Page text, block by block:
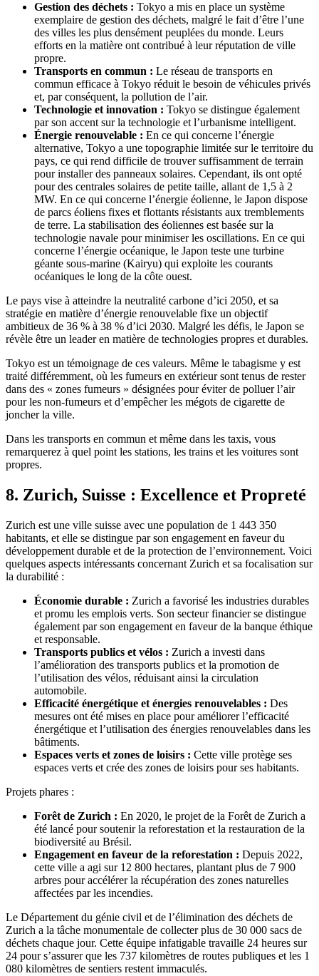
Gestion des déchets : Tokyo a mis en place un système
exemplaire de gestion des déchets, malgré le fait d’être l’une
des villes les plus densément peuplées du monde. Leurs
efforts en la matière ont contribué à leur réputation de ville
propre.
Transports en commun : Le réseau de transports en
commun efficace à Tokyo réduit le besoin de véhicules privés
et, par conséquent, la pollution de l’air.
Technologie et innovation : Tokyo se distingue également
par son accent sur la technologie et l’urbanisme intelligent.
Énergie renouvelable : En ce qui concerne l’énergie
alternative, Tokyo a une topographie limitée sur le territoire du
pays, ce qui rend difficile de trouver suffisamment de terrain
pour installer des panneaux solaires. Cependant, ils ont opté
pour des centrales solaires de petite taille, allant de 1,5 à 2
MW. En ce qui concerne l’énergie éolienne, le Japon dispose
de parcs éoliens fixes et flottants résistants aux tremblements
de terre. La stabilisation des éoliennes est basée sur la
technologie navale pour minimiser les oscillations. En ce qui
concerne l’énergie océanique, le Japon teste une turbine
géante sous-marine (Kairyu) qui exploite les courants
océaniques le long de la côte ouest.
Le pays vise à atteindre la neutralité carbone d’ici 2050, et sa
stratégie en matière d’énergie renouvelable fixe un objectif
ambitieux de 36 % à 38 % d’ici 2030. Malgré les défis, le Japon se
révèle être un leader en matière de technologies propres et durables.
Tokyo est un témoignage de ces valeurs. Même le tabagisme y est
traité différemment, où les fumeurs en extérieur sont tenus de rester
dans des « zones fumeurs » désignées pour éviter de polluer l’air
pour les non-fumeurs et d’empêcher les mégots de cigarette de
joncher la ville.
Dans les transports en commun et même dans les taxis, vous
remarquerez à quel point les stations, les trains et les voitures sont
propres.
8. Zurich, Suisse : Excellence et Propreté
Zurich est une ville suisse avec une population de 1 443 350
habitants, et elle se distingue par son engagement en faveur du
développement durable et de la protection de l’environnement. Voici
quelques aspects intéressants concernant Zurich et sa focalisation sur
la durabilité :
Économie durable : Zurich a favorisé les industries durables
et promu les emplois verts. Son secteur financier se distingue
également par son engagement en faveur de la banque éthique
et responsable.
Transports publics et vélos : Zurich a investi dans
l’amélioration des transports publics et la promotion de
l’utilisation des vélos, réduisant ainsi la circulation
automobile.
Efficacité énergétique et énergies renouvelables : Des
mesures ont été mises en place pour améliorer l’efficacité
énergétique et l’utilisation des énergies renouvelables dans les
bâtiments.
Espaces verts et zones de loisirs : Cette ville protège ses
espaces verts et crée des zones de loisirs pour ses habitants.
Projets phares :
Forêt de Zurich : En 2020, le projet de la Forêt de Zurich a
été lancé pour soutenir la reforestation et la restauration de la
biodiversité au Brésil.
Engagement en faveur de la reforestation : Depuis 2022,
cette ville a agi sur 12 800 hectares, plantant plus de 7 900
arbres pour accélérer la récupération des zones naturelles
affectées par les incendies.
Le Département du génie civil et de l’élimination des déchets de
Zurich a la tâche monumentale de collecter plus de 30 000 sacs de
déchets chaque jour. Cette équipe infatigable travaille 24 heures sur
24 pour s’assurer que les 737 kilomètres de routes publiques et les 1
080 kilomètres de sentiers restent immaculés.